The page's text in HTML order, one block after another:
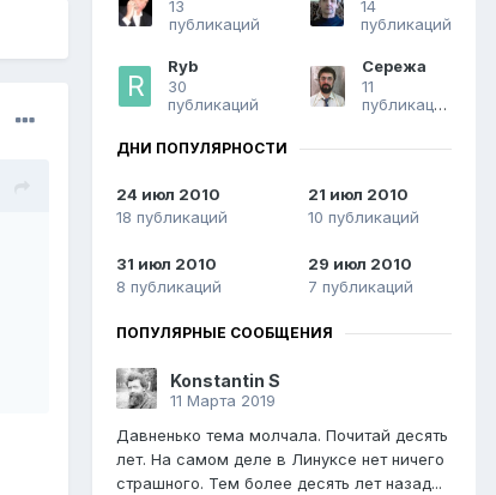
13
публикаций
14
публикаций
Ryb
30
публикаций
Сережа
11
публикаций
ДНИ ПОПУЛЯРНОСТИ
24 июл 2010
18 публикаций
21 июл 2010
10 публикаций
31 июл 2010
8 публикаций
29 июл 2010
7 публикаций
ПОПУЛЯРНЫЕ СООБЩЕНИЯ
Konstantin S
11 Марта 2019
Давненько тема молчала. Почитай десять
лет. На самом деле в Линуксе нет ничего
страшного. Тем более десять лет назад...